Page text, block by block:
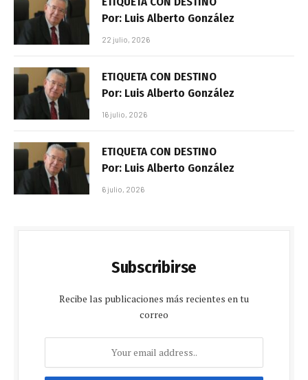
Por: Luis Alberto González
22 julio, 2026
ETIQUETA CON DESTINO
Por: Luis Alberto González
16 julio, 2026
ETIQUETA CON DESTINO
Por: Luis Alberto González
6 julio, 2026
Subscribirse
Recibe las publicaciones más recientes en tu
correo